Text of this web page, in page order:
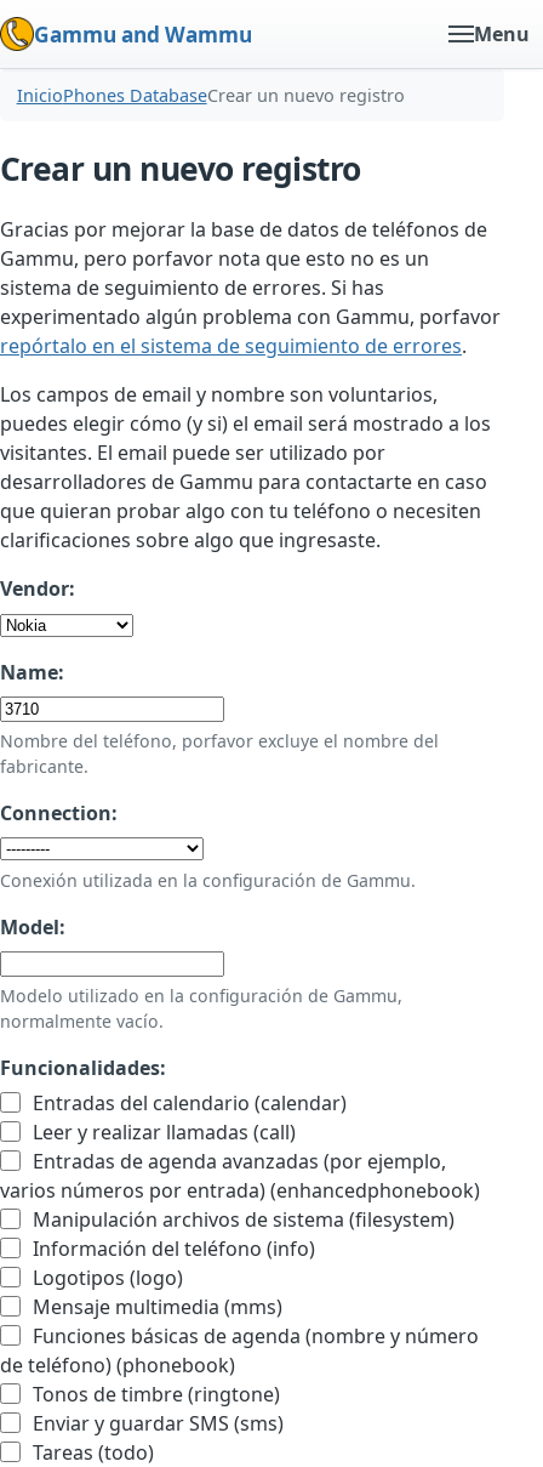
Gammu and Wammu Menu
InicioPhones DatabaseCrear un nuevo registro
Crear un nuevo registro
Gracias por mejorar la base de datos de teléfonos de
Gammu, pero porfavor nota que esto no es un
sistema de seguimiento de errores. Si has
experimentado algún problema con Gammu, porfavor
repórtalo en el sistema de seguimiento de errores.
Los campos de email y nombre son voluntarios,
puedes elegir cómo (y si) el email será mostrado a los
visitantes. El email puede ser utilizado por
desarrolladores de Gammu para contactarte en caso
que quieran probar algo con tu teléfono o necesiten
clarificaciones sobre algo que ingresaste.
Vendor:
Name:
Nombre del teléfono, porfavor excluye el nombre del
fabricante.
Connection:
Conexión utilizada en la configuración de Gammu.
Model:
Modelo utilizado en la configuración de Gammu,
normalmente vacío.
Funcionalidades:
Entradas del calendario (calendar)
Leer y realizar llamadas (call)
Entradas de agenda avanzadas (por ejemplo,
varios números por entrada) (enhancedphonebook)
Manipulación archivos de sistema (filesystem)
Información del teléfono (info)
Logotipos (logo)
Mensaje multimedia (mms)
Funciones básicas de agenda (nombre y número
de teléfono) (phonebook)
Tonos de timbre (ringtone)
Enviar y guardar SMS (sms)
Tareas (todo)